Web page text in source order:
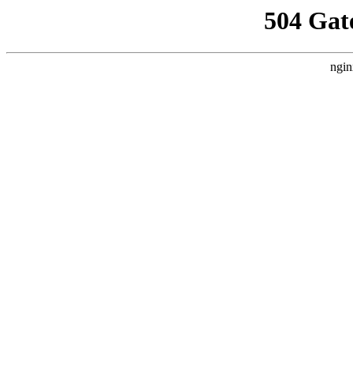
504